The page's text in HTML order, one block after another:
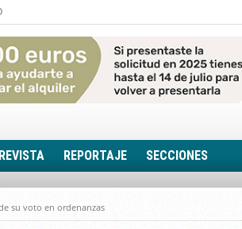
REPORTAJE SECCIONES
FOTONOTICIA
su voto en ordenanzas